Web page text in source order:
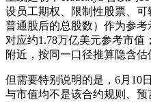
设员工期权、限制性股票、
普通股后的总股数）作为参考
对应约1.78万亿美元参考市值
附近，按同一口径推算隐含估
但需要特别说明的是，6月10
与市值均不是该合约规则、